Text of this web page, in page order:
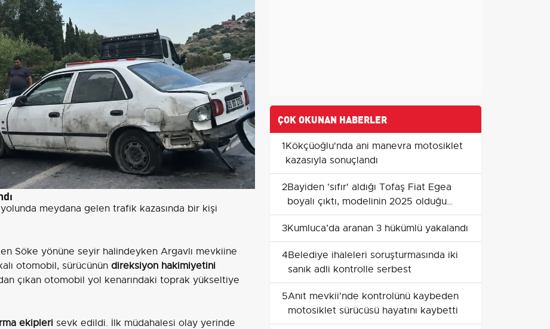
meydana gelen trafik kazasında bir kişi
Söke yönüne seyir halindeyken Argavlı mevkiine
otomobil, sürücünün direksiyon hakimiyetini
çıkan otomobil yol kenarındaki toprak yükseltiye
ekipleri sevk edildi. İlk müdahalesi olay yerinde
ÇOK OKUNAN HABERLER
1Kökçüoğlu'nda ani manevra motosiklet
kazasıyla sonuçlandı
2Bayiden 'sıfır' aldığı Tofaş Fiat Egea
boyalı çıktı, modelinin 2025 olduğu
belirlendi
3Kumluca’da aranan 3 hükümlü yakalandı
4Belediye ihaleleri soruşturmasında iki
sanık adli kontrolle serbest
5Anıt mevkii'nde kontrolünü kaybeden
motosiklet sürücüsü hayatını kaybetti